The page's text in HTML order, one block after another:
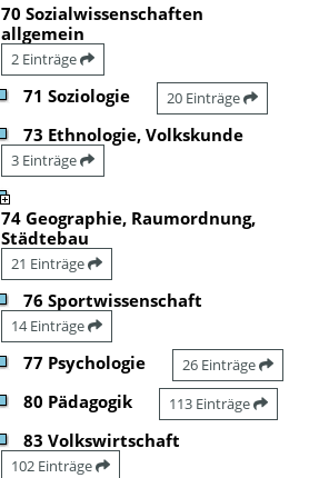
70 Sozialwissenschaften
allgemein
2 Einträge
71 Soziologie 20 Einträge
73 Ethnologie, Volkskunde
3 Einträge
74 Geographie, Raumordnung,
Städtebau
21 Einträge
76 Sportwissenschaft
14 Einträge
77 Psychologie 26 Einträge
80 Pädagogik 113 Einträge
83 Volkswirtschaft
102 Einträge